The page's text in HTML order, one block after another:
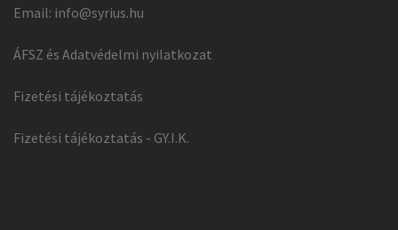
Email: info@syrius.hu
ÁFSZ és Adatvédelmi nyilatkozat
Fizetési tájékoztatás
Fizetési tájékoztatás - GY.I.K.